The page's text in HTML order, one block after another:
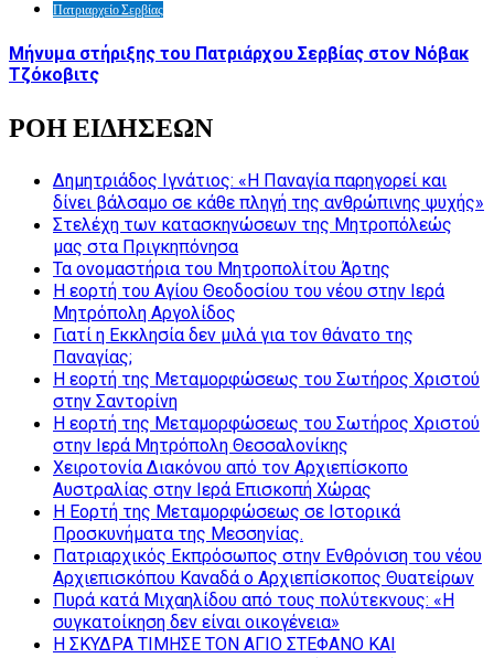
Πατριαρχείο Σερβίας
Μήνυμα στήριξης του Πατριάρχου Σερβίας στον Νόβακ
Τζόκοβιτς
ΡΟΗ ΕΙΔΗΣΕΩΝ
Δημητριάδος Ιγνάτιος: «Η Παναγία παρηγορεί και
δίνει βάλσαμο σε κάθε πληγή της ανθρώπινης ψυχής»
Στελέχη των κατασκηνώσεων της Μητροπόλεώς
μας στα Πριγκηπόνησα
Τα ονομαστήρια του Μητροπολίτου Άρτης
Η εορτή του Αγίου Θεοδοσίου του νέου στην Ιερά
Μητρόπολη Αργολίδος
Γιατί η Εκκλησία δεν μιλά για τον θάνατο της
Παναγίας;
Η εορτή της Μεταμορφώσεως του Σωτήρος Χριστού
στην Σαντορίνη
Η εορτή της Μεταμορφώσεως του Σωτήρος Χριστού
στην Ιερά Μητρόπολη Θεσσαλονίκης
Χειροτονία Διακόνου από τον Αρχιεπίσκοπο
Αυστραλίας στην Ιερά Επισκοπή Χώρας
Η Εορτή της Μεταμορφώσεως σε Ιστορικά
Προσκυνήματα της Μεσσηνίας.
Πατριαρχικός Εκπρόσωπος στην Ενθρόνιση του νέου
Αρχιεπισκόπου Καναδά ο Αρχιεπίσκοπος Θυατείρων
Πυρά κατά Μιχαηλίδου από τους πολύτεκνους: «Η
συγκατοίκηση δεν είναι οικογένεια»
Η ΣΚΥΔΡΑ ΤΙΜΗΣΕ ΤΟΝ ΑΓΙΟ ΣΤΕΦΑΝΟ ΚΑΙ